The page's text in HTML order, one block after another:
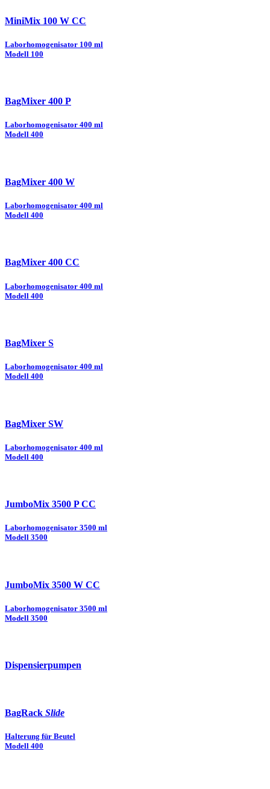
MiniMix 100 W CC
Laborhomogenisator 100 ml
Modell 100
BagMixer 400 P
Laborhomogenisator 400 ml
Modell 400
BagMixer 400 W
Laborhomogenisator 400 ml
Modell 400
BagMixer 400 CC
Laborhomogenisator 400 ml
Modell 400
BagMixer S
Laborhomogenisator 400 ml
Modell 400
BagMixer SW
Laborhomogenisator 400 ml
Modell 400
JumboMix 3500 P CC
Laborhomogenisator 3500 ml
Modell 3500
JumboMix 3500 W CC
Laborhomogenisator 3500 ml
Modell 3500
Dispensierpumpen
BagRack Slide
Halterung für Beutel
Modell 400